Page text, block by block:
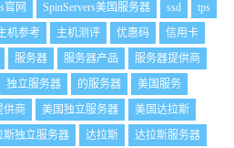
官网 SpinServers美国服务器 ssd
tps
机参考 主机测评 优惠码
信用卡
服务器 服务器产品
服务器提供商
独立服务器 的服务器
美国服务
供商 美国独立服务器
美国达拉斯
斯独立服务器 达拉斯
达拉斯服务器